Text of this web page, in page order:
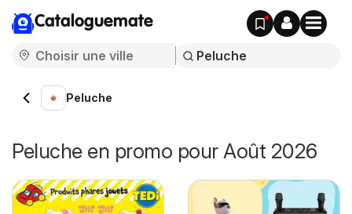
Cataloguemate
Peluche
Peluche en promo pour Août 2026